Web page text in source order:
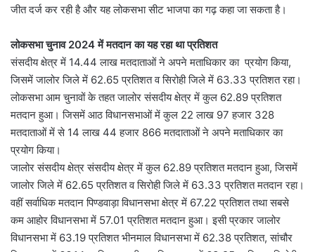
जीत दर्ज कर रही है और यह लोकसभा सीट भाजपा का गढ़ कहा जा सकता है।
लोकसभा चुनाव 2024 में मतदान का यह रहा था प्रतिशत
संसदीय क्षेत्र में 14.44 लाख मतदाताओं ने अपने मताधिकार का प्रयोग किया,
जिसमें जालोर जिले में 62.65 प्रतिशत व सिरोही जिले में 63.33 प्रतिशत रहा।
लोकसभा आम चुनावों के तहत जालोर संसदीय क्षेत्र में कुल 62.89 प्रतिशत
मतदान हुआ। जिसमें आठ विधानसभाओं में कुल 22 लाख 97 हजार 328
मतदाताओं में से 14 लाख 44 हजार 866 मतदाताओं ने अपने मताधिकार का
प्रयोग किया।
जालोर संसदीय क्षेत्र संसदीय क्षेत्र में कुल 62.89 प्रतिशत मतदान हुआ, जिसमें
जालोर जिले में 62.65 प्रतिशत व सिरोही जिले में 63.33 प्रतिशत मतदान रहा।
वहीं सर्वाधिक मतदान पिण्डवाड़ा विधानसभा क्षेत्र में 67.22 प्रतिशत तथा सबसे
कम आहोर विधानसभा में 57.01 प्रतिशत मतदान हुआ। इसी प्रकार जालोर
विधानसभा में 63.19 प्रतिशत भीनमाल विधानसभा में 62.38 प्रतिशत, सांचौर